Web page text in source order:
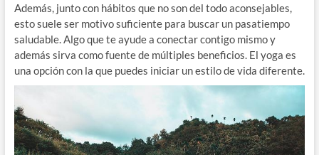
Además, junto con hábitos que no son del todo aconsejables,
esto suele ser motivo suficiente para buscar un pasatiempo
saludable. Algo que te ayude a conectar contigo mismo y
además sirva como fuente de múltiples beneficios. El yoga es
una opción con la que puedes iniciar un estilo de vida diferente.